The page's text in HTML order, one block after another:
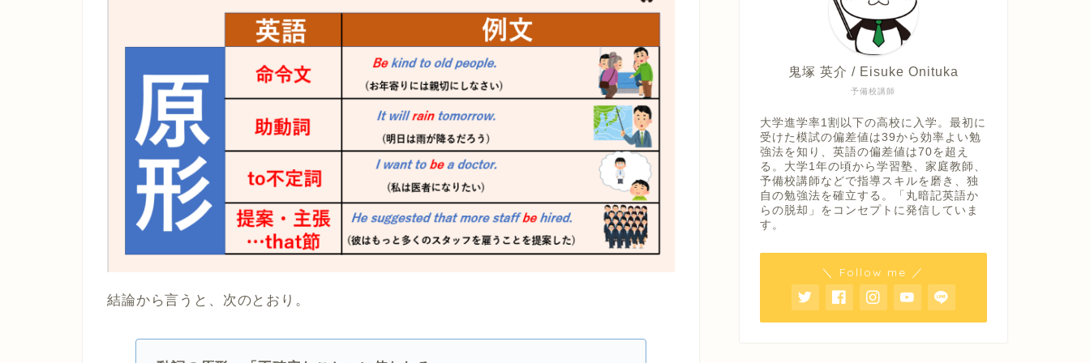
結論から言うと、次のとおり。
予備校講師
鬼塚 英介 / Eisuke Onituka
大学進学率1割以下の高校に入学。最初に
受けた模試の偏差値は39から効率よい勉
強法を知り、英語の偏差値は70を超え
る。大学1年の頃から学習塾、家庭教師、
予備校講師などで指導スキルを磨き、独
自の勉強法を確立する。「丸暗記英語か
らの脱却」をコンセプトに発信していま
す。
＼ Follow me ／